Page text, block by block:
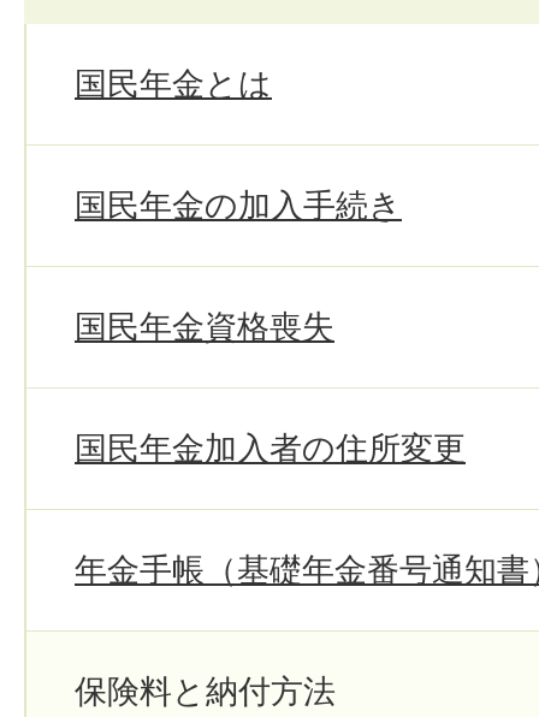
国民年金とは
国民年金の加入手続き
国民年金資格喪失
国民年金加入者の住所変更
年金手帳（基礎年金番号通知
保険料と納付方法